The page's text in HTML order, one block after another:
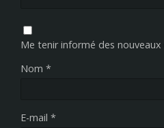
Me tenir informé des
Nom *
E-mail *